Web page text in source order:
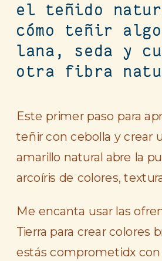
el teñido
cómo teñir
lana, seda y
otra fibra
Este primer paso para
teñir con cebolla y crear
amarillo natural abre la
arcoíris de colores,
Me encanta usar las
Tierra para crear colores
estás comprometidx con